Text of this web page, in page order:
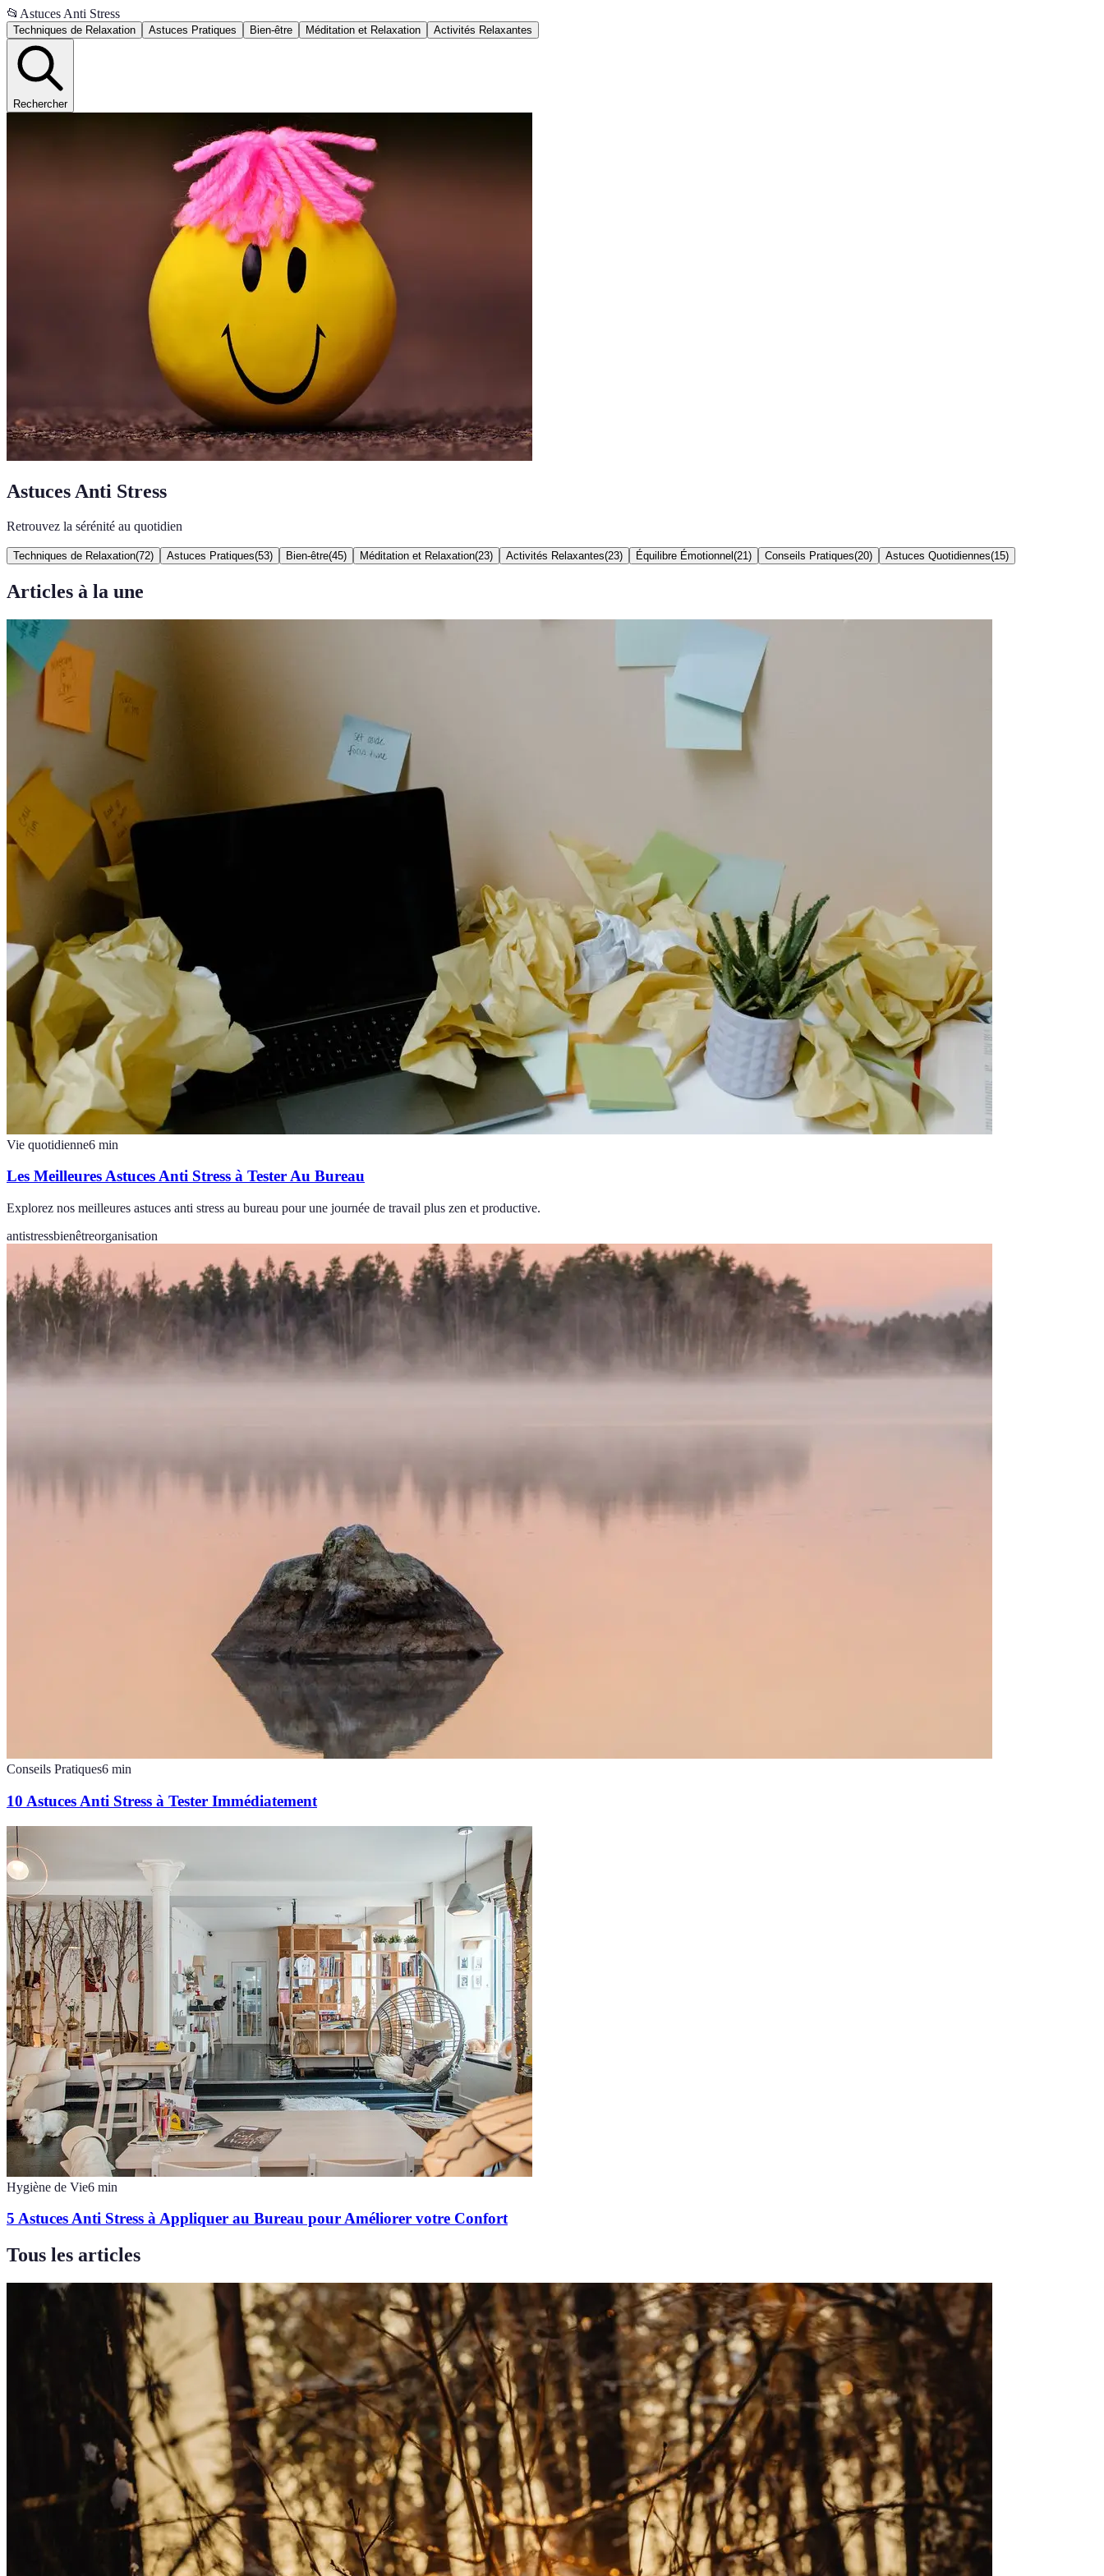
📂 Astuces Anti Stress
Techniques de Relaxation Astuces Pratiques Bien-être Méditation et Relaxation Activités Relaxantes
Rechercher
Astuces Anti Stress
Retrouvez la sérénité au quotidien
Techniques de Relaxation(72) Astuces Pratiques(53) Bien-être(45) Méditation et Relaxation(23) Activités Relaxantes(23) Équilibre Émotionnel (21 ) Conseils Pratiques(20) Astuces Quotidiennes(15)
Articles à la une
Vie quotidienne6 min
Les Meilleures Astuces Anti Stress à Tester Au Bureau
Explorez nos meilleures astuces anti stress au bureau pour une journée de travail plus zen et productive.
antistressbienêtreorganisation
Conseils Pratiques6 min
10 Astuces Anti Stress à Tester Immédiatement
Hygiène de Vie6 min
5 Astuces Anti Stress à Appliquer au Bureau pour Améliorer votre Confort
Tous les articles